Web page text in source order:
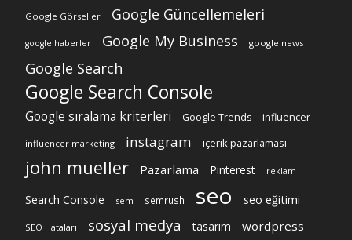
Google Görseller Google Güncellemeleri
google haberler Google My Business google news
Google Search
Google Search Console
Google sıralama kriterleri Google Trends influencer
influencer marketing instagram içerik pazarlaması
john mueller Pazarlama Pinterest reklam
Search Console sem semrush seo seo eğitimi
SEO Hataları sosyal medya tasarım wordpress